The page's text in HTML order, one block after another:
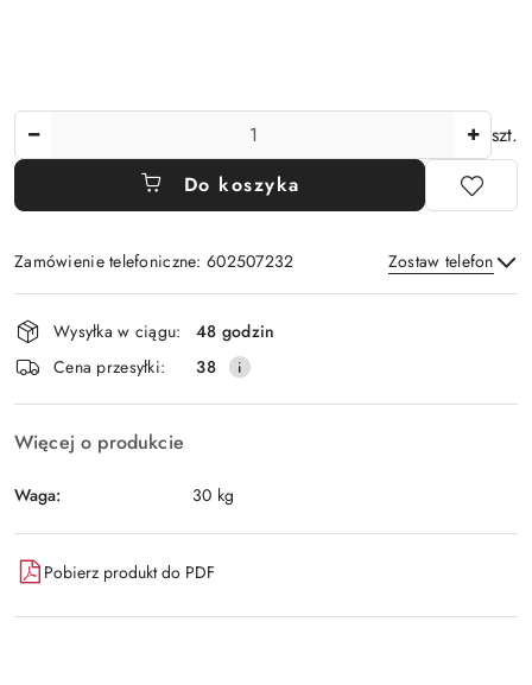
szt.
Do koszyka
Zamówienie telefoniczne: 602507232 Zostaw telefon
Wyślij
Dostępność
i
dostawa
Wysyłka w ciągu:
48 godzin
Cena przesyłki:
38
Więcej o produkcie
Waga: 30 kg
Pobierz produkt do PDF